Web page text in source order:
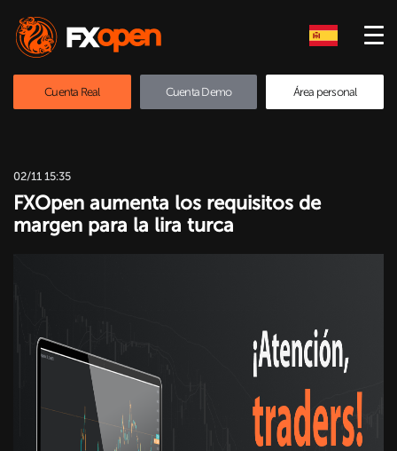
Cuenta Real Cuenta Demo Área personal
02/11 15:35
FXOpen aumenta los requisitos de
margen para la lira turca